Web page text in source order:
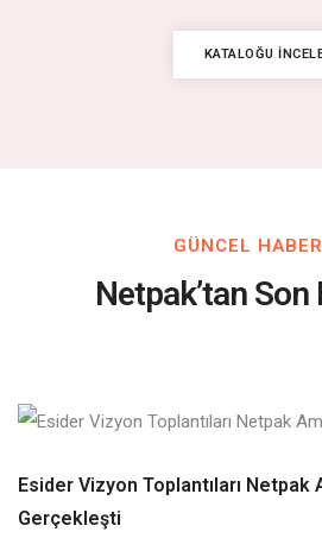
KATALOĞU
GÜNCEL
Netpak’tan
Esider Vizyon Toplantıları Netpak
Gerçekleşti